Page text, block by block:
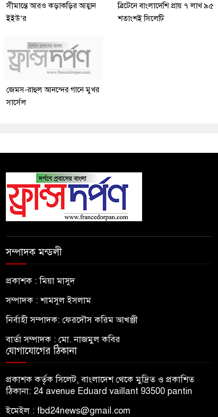
সীমান্তে আরও কড়াকড়ির আহ্বান
ইইউ’র
ব্রিটেনে বাংলাদেশি প্রায় ৭ লাখ ৯৫
শতাংশই সিলেটি
জেমস-রাহুল আনন্দের গানে মুখর
সার্সেল
সম্পাদক মন্ডলী
প্রকাশক : মিয়া মাসুদ
সম্পাদক : শামসুল ইসলাম
নির্বাহী সম্পাদক: ফেরদৌস করিম আখঞ্জী
বার্তা সম্পাদক : মো. নাজমুল কবির
যোগাযোগের ঠিকানা
প্রকাশক কর্তৃক সিলেট, বাংলাদেশ থেকে মুদ্রিত ও প্রকাশিত
ঠিকানা: 24 avenue Eduard vaillant 93500 pantin
ইমেইল : fbd24news@gmail.com